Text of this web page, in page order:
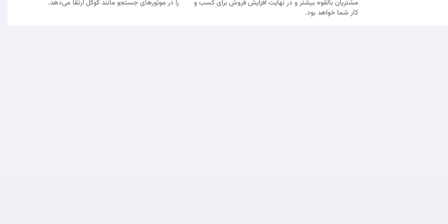
مشتریان بالقوه بیشتر و در نهایت افزایش فروش برای کسب و
کار شما خواهد بود.
را در موتورهای جستجو مانند گوگل ارتقا می‌دهد.